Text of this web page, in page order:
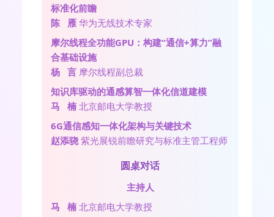
标准化前瞻
陈 雁 华为无线技术专家
摩尔线程全功能GPU：构建“通信+算力”融
合基础设施
杨 言 摩尔线程副总裁
知识库驱动的通感算智一体化信道建模
马 楠 北京邮电大学教授
6G通信感知一体化架构与关键技术
赵添骁紫光展锐前瞻研究与标准主管工程师
圆桌对话
主持人
马 楠 北京邮电大学教授